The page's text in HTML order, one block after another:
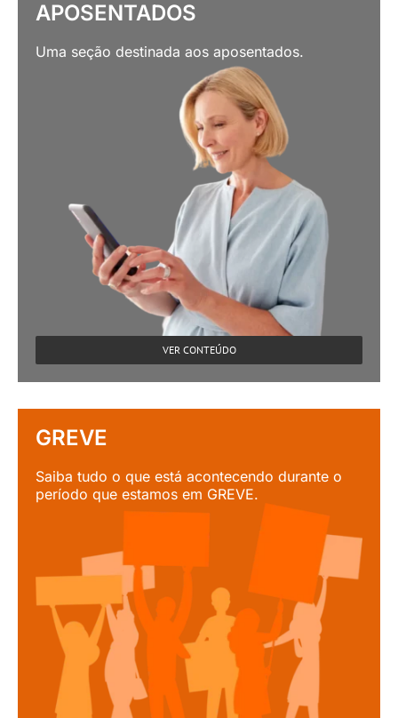
APOSENTADOS
Uma seção destinada aos aposentados.
VER CONTEÚDO
GREVE
Saiba tudo o que está acontecendo durante o
período que estamos em GREVE.